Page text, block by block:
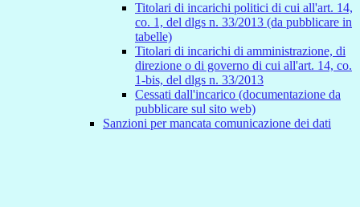
Titolari di incarichi politici di cui all'art. 14,
co. 1, del dlgs n. 33/2013 (da pubblicare in
tabelle)
Titolari di incarichi di amministrazione, di
direzione o di governo di cui all'art. 14, co.
1-bis, del dlgs n. 33/2013
Cessati dall'incarico (documentazione da
pubblicare sul sito web)
Sanzioni per mancata comunicazione dei dati